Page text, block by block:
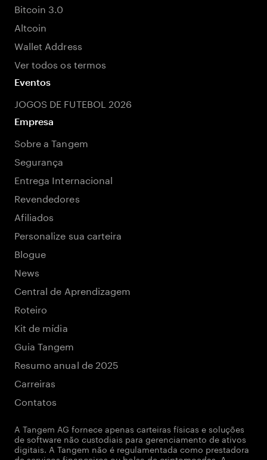
Bitcoin 3.0
Altcoin
Wallet Address
Ver todos os termos
Eventos
JOGOS DE FUTEBOL 2026
Empresa
Sobre a Tangem
Segurança
Entrega Internacional
Revendedores
Afiliados
Personalize sua carteira
Blogue
News
Central de Aprendizagem
Roteiro
Kit de mídia
Guia Tangem
Resumo anual de 2025
Carreiras
Contatos
A Tangem AG fornece apenas carteiras físicas e soluções
de software não custodiais para gerenciamento de ativos
digitais. A Tangem não é regulamentada como prestadora